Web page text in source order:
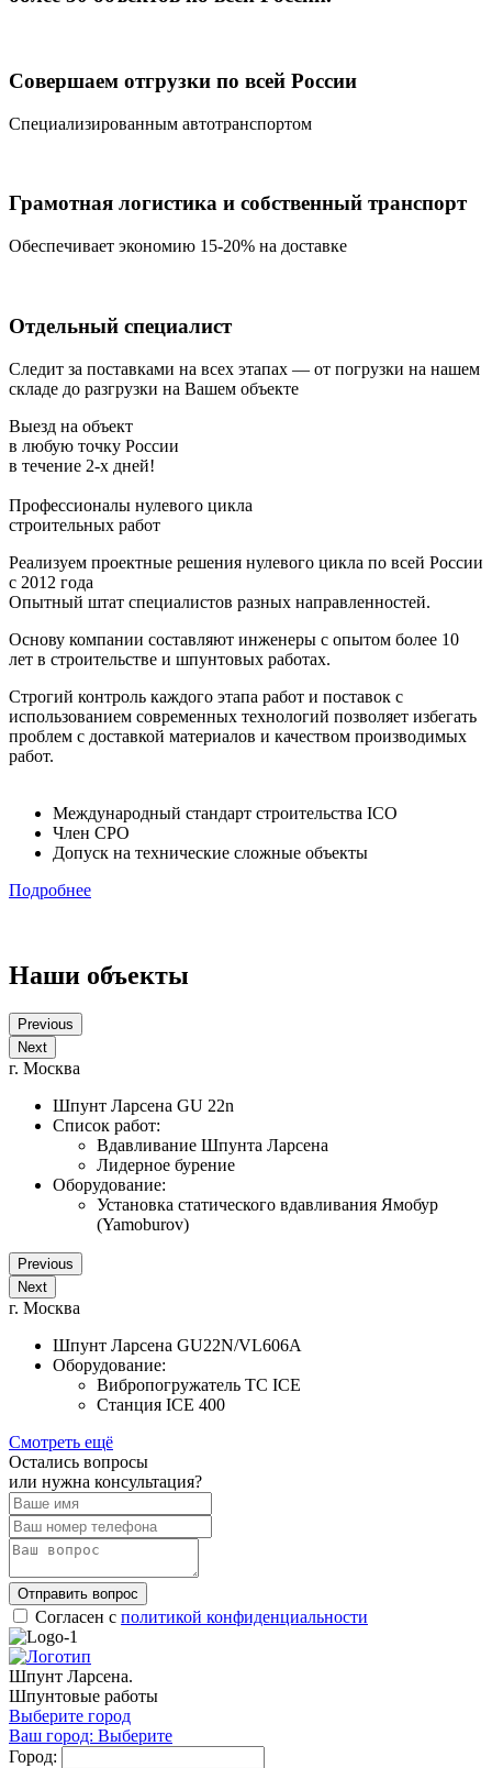
Совершаем отгрузки по всей России
Специализированным автотранспортом
Грамотная логистика и собственный транспорт
Обеспечивает экономию 15-20% на доставке
Отдельный специалист
Следит за поставками на всех этапах — от погрузки на нашем
складе до разгрузки на Вашем объекте
Выезд на объект
в любую точку России
в течение 2-х дней!
Профессионалы нулевого цикла
строительных работ
Реализуем проектные решения нулевого цикла по всей России
с 2012 года
Опытный штат специалистов разных направленностей.
Основу компании составляют инженеры с опытом более 10
лет в строительстве и шпунтовых работах.
Строгий контроль каждого этапа работ и поставок с
использованием современных технологий позволяет избегать
проблем с доставкой материалов и качеством производимых
работ.
Международный стандарт строительства ICO
Член СРО
Допуск на технические сложные объекты
Подробнее
Наши объекты
Previous
Next
г. Москва
Шпунт Ларсена GU 22n
Список работ:
Вдавливание Шпунта Ларсена
Лидерное бурение
Оборудование:
Установка статического вдавливания Ямобур
(Yamoburov)
Previous
Next
г. Москва
Шпунт Ларсена GU22N/VL606A
Оборудование:
Вибропогружатель TC ICE
Станция ICE 400
Смотреть ещё
Остались вопросы
или нужна консультация?
Отправить вопрос
Согласен с политикой конфиденциальности
Шпунт Ларсена.
Шпунтовые работы
Выберите город
Ваш город: Выберите
Город: